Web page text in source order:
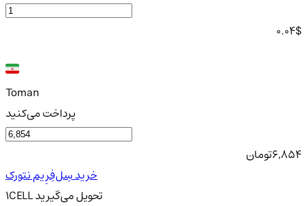
0.04$
Toman
پرداخت می‌کنید
6,854تومان
خرید سِل‌فِرِیم نتورک
1CELL تحویلمی‌گیرید